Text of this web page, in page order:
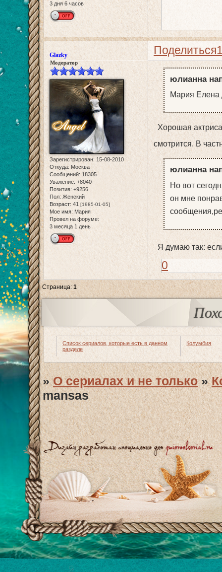
3 дня 6 часов
Поделиться
Glazky
Модератор
Зарегистрирован: 15-08-2010
Откуда: Москва
Сообщений: 18305
Уважение: +8040
Позитив: +9256
Пол: Женский
Возраст: 41 [1985-01-05]
Мое имя: Мария
Провел на форуме:
3 месяца 1 день
юлианна
Мария Елена
Хорошая
смотрится. В
юлианна
Но вот
он мне
Я думаю так:
0
Страница:1
Список сериалов, которые есть в данном
разделе
Колумбия
»О сериалах и не только »
mansas